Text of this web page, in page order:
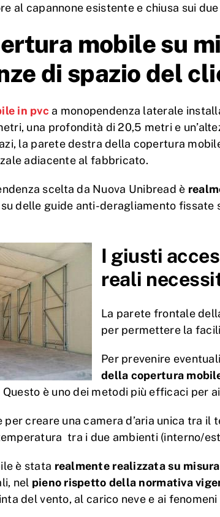
al capannone esistente e chiusa sui
mobile su
di spazio del
in pvc a monopendenza laterale
una profondità di 20,5 metri e
la parete destra della copertura
adiacente al fabbricato.
scelta da Nuova Unibread è
delle guide anti-deragliamento
I giusti
reali
La parete frontale
per permettere la
Per prevenire
della copertura
è uno dei metodi più efficaci per
creare una camera d’aria unica tra
tra i due ambienti (interno/
è stata realmente realizzata su
nel pieno rispetto della normativa
del vento, al carico neve e ai fenomeni